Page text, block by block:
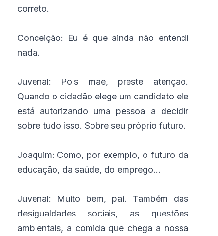
correto.
Conceição: Eu é que ainda não entendi
nada.
Juvenal: Pois mãe, preste atenção.
Quando o cidadão elege um candidato ele
está autorizando uma pessoa a decidir
sobre tudo isso. Sobre seu próprio futuro.
Joaquim: Como, por exemplo, o futuro da
educação, da saúde, do emprego...
Juvenal: Muito bem, pai. Também das
desigualdades sociais, as questões
ambientais, a comida que chega a nossa